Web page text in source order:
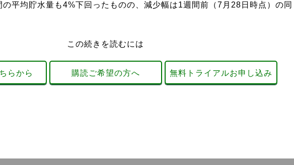
平均貯水量も4%下回ったものの、減少幅は1週間前（7月28日時点）の同
この続きを読むには
らから 購読ご希望の方へ 無料トライアルお申し込み